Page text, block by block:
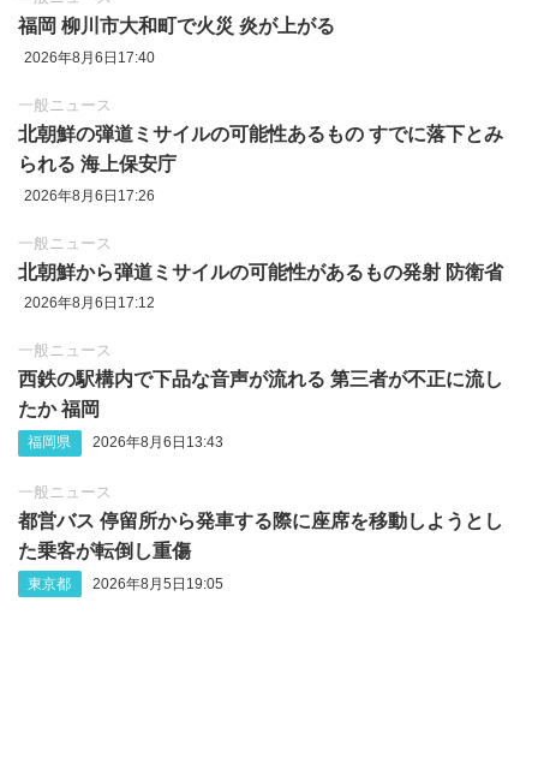
福岡 柳川市大和町で火災 炎が上がる
2026年8月6日17:40
一般ニュース
北朝鮮の弾道ミサイルの可能性あるもの すでに落下とみ
られる 海上保安庁
2026年8月6日17:26
一般ニュース
北朝鮮から弾道ミサイルの可能性があるもの発射 防衛省
2026年8月6日17:12
一般ニュース
西鉄の駅構内で下品な音声が流れる 第三者が不正に流し
たか 福岡
福岡県 2026年8月6日13:43
一般ニュース
都営バス 停留所から発車する際に座席を移動しようとし
た乗客が転倒し重傷
東京都 2026年8月5日19:05